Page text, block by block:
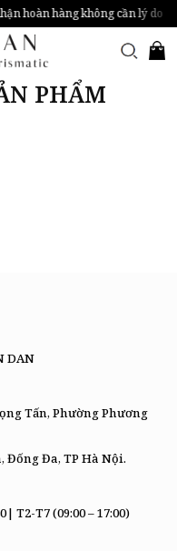
hoàn hàng không cần lý do
PHẨM
DAN
Tấn, Phường Phương
Đống Đa, TP Hà Nội.
T2-T7 (09:00 – 17:00)